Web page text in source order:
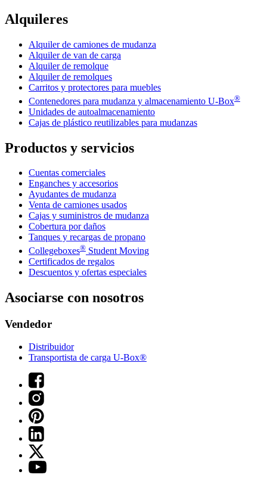
Alquileres
Alquiler de camiones de mudanza
Alquiler de van de carga
Alquiler de remolque
Alquiler de remolques
Carritos y protectores para muebles
Contenedores para mudanza y almacenamiento U-Box®
Unidades de autoalmacenamiento
Cajas de plástico reutilizables para mudanzas
Productos y servicios
Cuentas comerciales
Enganches y accesorios
Ayudantes de mudanza
Venta de camiones usados
Cajas y suministros de mudanza
Cobertura por daños
Tanques y recargas de propano
Collegeboxes® Student Moving
Certificados de regalos
Descuentos y ofertas especiales
Asociarse con nosotros
Vendedor
Distribuidor
Transportista de carga U-Box®